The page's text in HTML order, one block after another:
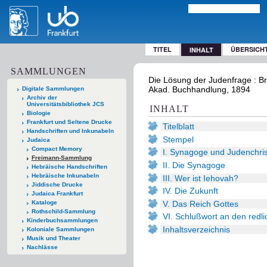
TITEL INHALT
SAMMLUNGEN
Digitale Sammlungen
Archiv der
Universitätsbibliothek JCS
Biologie
Frankfurt und Seltene Drucke
Handschriften und Inkunabeln
Judaica
Compact Memory
Freimann-Sammlung
Hebräische Handschriften
Hebräische Inkunabeln
Jiddische Drucke
Judaica Frankfurt
Kataloge
Rothschild-Sammlung
Kinderbuchsammlungen
Koloniale Sammlungen
Musik und Theater
Nachlässe
Die Lösung der Judenfrage :
Akad. Buchhandlung, 1894
INHALT
Titelblatt
Stempel
I. Synagoge und
II. Die Synagoge
III. Wer ist Iehovah?
IV. Die Zukunft
V. Das Reich Gottes
VI. Schlußwort an den
Inhaltsverzeichnis